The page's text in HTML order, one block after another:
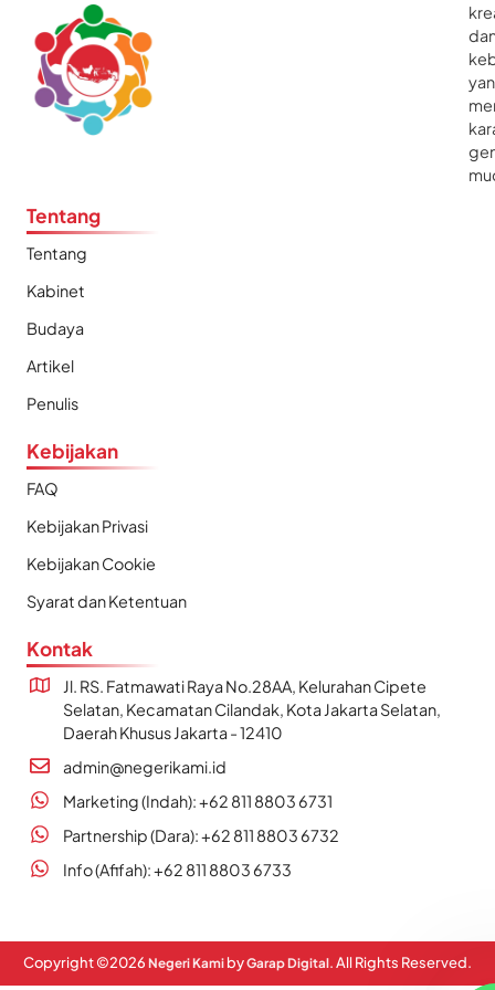
Tentang
Tentang
Kabinet
Budaya
Artikel
Penulis
Kebijakan
FAQ
Kebijakan Privasi
Kebijakan Cookie
Syarat dan Ketentuan
Kontak
Jl. RS. Fatmawati Raya No.28AA, Kelurahan Cipete
Selatan, Kecamatan Cilandak, Kota Jakarta Selatan,
Daerah Khusus Jakarta - 12410
admin@negerikami.id
Marketing (Indah): +62 811 8803 6731
Partnership (Dara): +62 811 8803 6732
Info (Afifah): +62 811 8803 6733
Copyright ©2026 Negeri Kami byGarap Digital. All Rights Reserved.